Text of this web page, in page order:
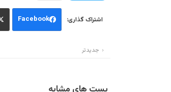
Facebook
جدیدتر